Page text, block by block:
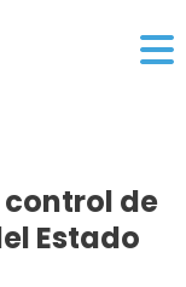
de
Estado